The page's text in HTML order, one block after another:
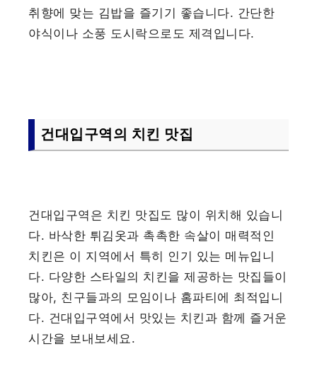
취향에 맞는 김밥을 즐기기 좋습니다. 간단한
야식이나 소풍 도시락으로도 제격입니다.
건대입구역의 치킨 맛집
건대입구역은 치킨 맛집도 많이 위치해 있습니
다. 바삭한 튀김옷과 촉촉한 속살이 매력적인
치킨은 이 지역에서 특히 인기 있는 메뉴입니
다. 다양한 스타일의 치킨을 제공하는 맛집들이
많아, 친구들과의 모임이나 홈파티에 최적입니
다. 건대입구역에서 맛있는 치킨과 함께 즐거운
시간을 보내보세요.